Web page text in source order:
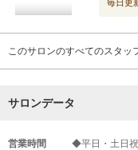
毎日更
このサロンのすべてのスタッ
サロンデータ
営業時間
◆平日・土日